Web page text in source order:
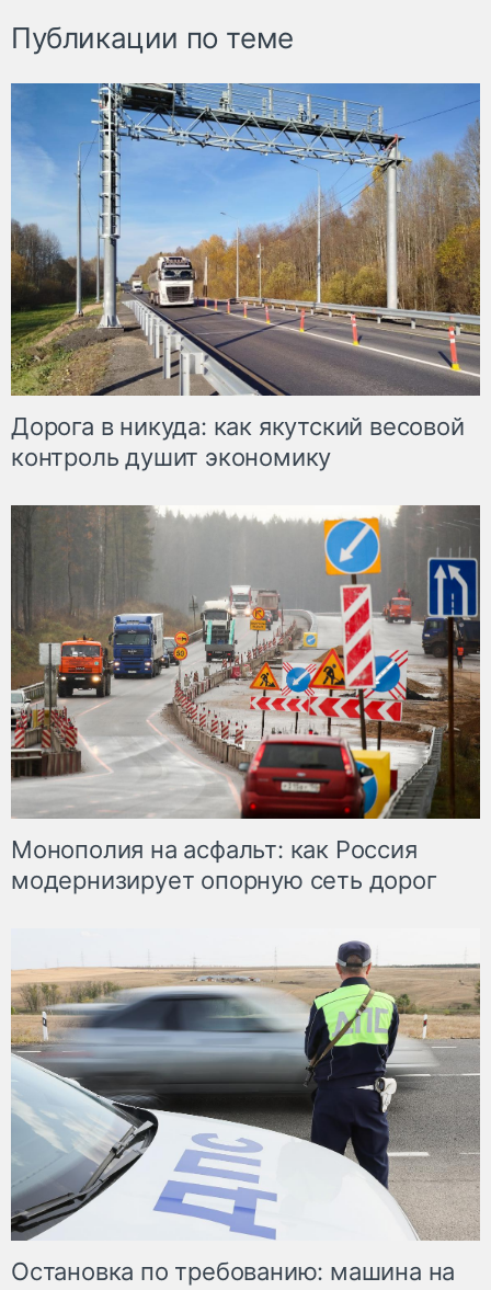
Публикации по теме
Дорога в никуда: как якутский весовой
контроль душит экономику
Монополия на асфальт: как Россия
модернизирует опорную сеть дорог
Остановка по требованию: машина на